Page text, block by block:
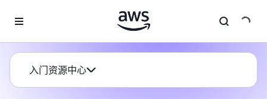
入门资源中心